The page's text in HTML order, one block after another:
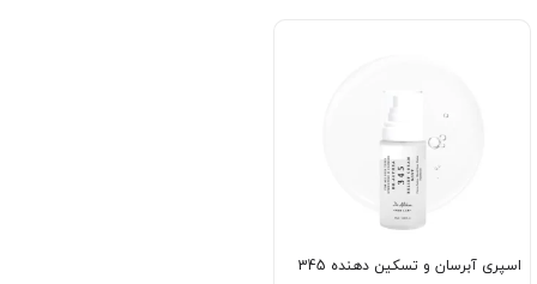
اسپری آبرسان و تسکین دهنده 345